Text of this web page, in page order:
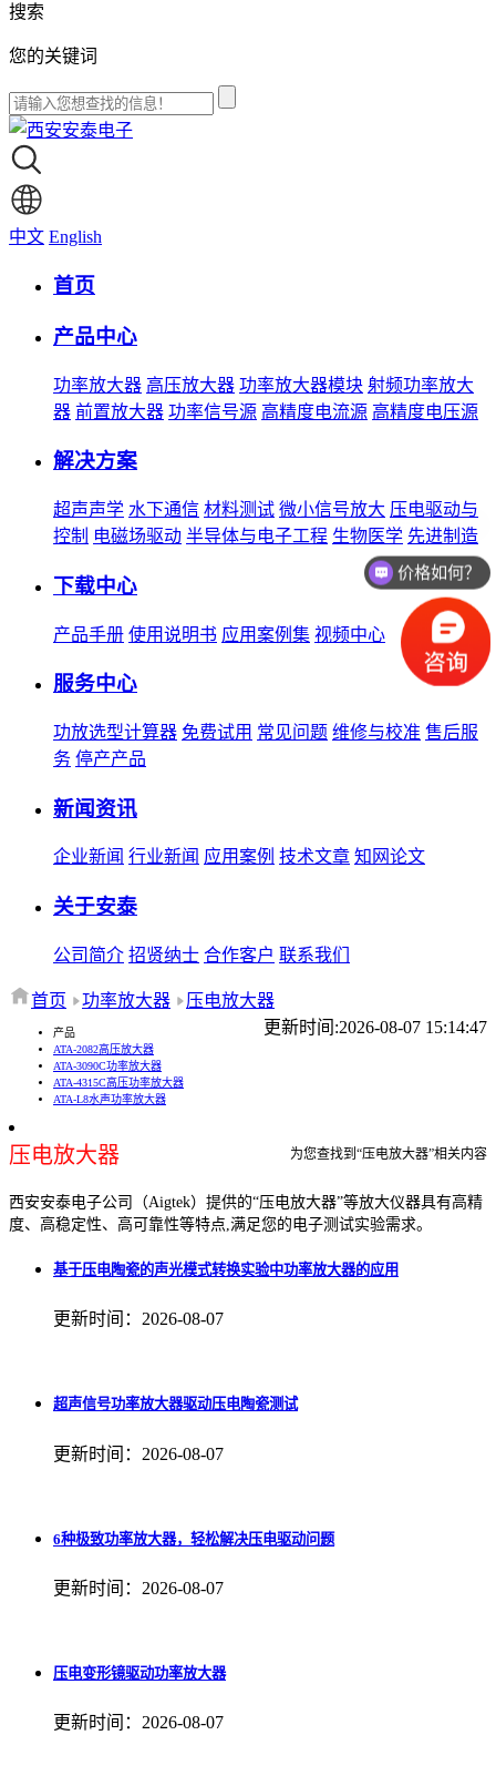
搜索
您的关键词
中文 English
首页
产品中心
功率放大器 高压放大器 功率放大器模块 射频功率放大
器 前置放大器 功率信号源 高精度电流源 高精度电压源
解决方案
超声声学 水下通信 材料测试 微小信号放大 压电驱动与
控制 电磁场驱动 半导体与电子工程 生物医学 先进制造
下载中心
产品手册 使用说明书 应用案例集 视频中心
服务中心
功放选型计算器 免费试用 常见问题 维修与校准 售后服
务 停产产品
新闻资讯
企业新闻 行业新闻 应用案例 技术文章 知网论文
关于安泰
公司简介 招贤纳士 合作客户 联系我们
首页 功率放大器
压电放大器
更新时间:2026-08-07 15:14:47
产品
ATA-2082高压放大器
ATA-3090C功率放大器
ATA-4315C高压功率放大器
ATA-L8水声功率放大器
压电放大器 为您查找到“压电放大器”相关内容
西安安泰电子公司（Aigtek）提供的“压电放大器”等放大仪器具有高精
度、高稳定性、高可靠性等特点,满足您的电子测试实验需求。
基于压电陶瓷的声光模式转换实验中功率放大器的应用
更新时间：2026-08-07
超声信号功率放大器驱动压电陶瓷测试
更新时间：2026-08-07
6种极致功率放大器，轻松解决压电驱动问题
更新时间：2026-08-07
压电变形镜驱动功率放大器
更新时间：2026-08-07
价格如何？